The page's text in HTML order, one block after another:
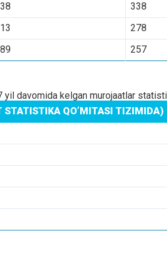
338
278
257
yil davomida kelgan murojaatlar
STATISTIKA QO’MITASI TIZIMIDA)